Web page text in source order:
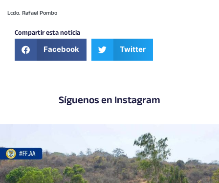
Lcdo. Rafael Pombo
Compartir esta noticia
Facebook Twitter
Síguenos en Instagram